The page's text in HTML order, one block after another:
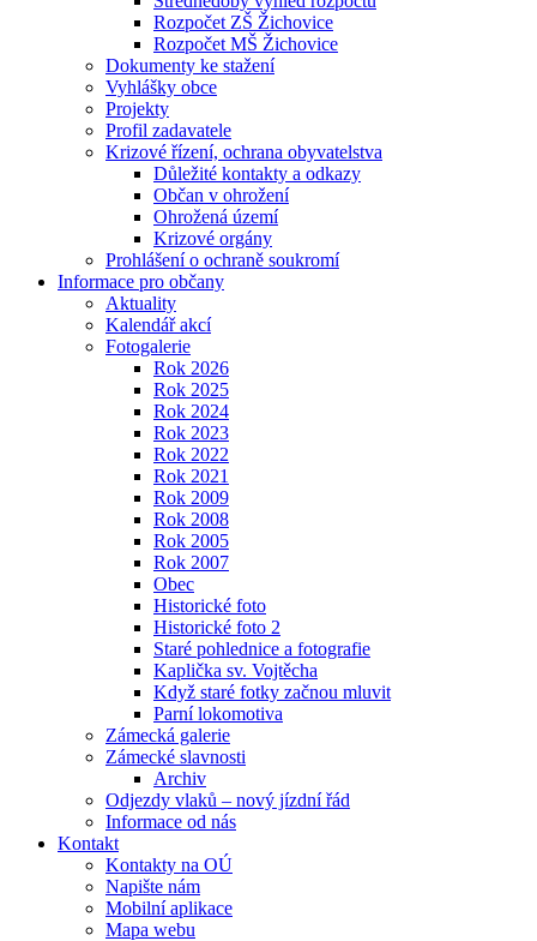
Rozpočet ZŠ Žichovice
Rozpočet MŠ Žichovice
Dokumenty ke stažení
Vyhlášky obce
Projekty
Profil zadavatele
Krizové řízení, ochrana obyvatelstva
Důležité kontakty a odkazy
Občan v ohrožení
Ohrožená území
Krizové orgány
Prohlášení o ochraně soukromí
Informace pro občany
Aktuality
Kalendář akcí
Fotogalerie
Rok 2026
Rok 2025
Rok 2024
Rok 2023
Rok 2022
Rok 2021
Rok 2009
Rok 2008
Rok 2005
Rok 2007
Obec
Historické foto
Historické foto 2
Staré pohlednice a fotografie
Kaplička sv. Vojtěcha
Když staré fotky začnou mluvit
Parní lokomotiva
Zámecká galerie
Zámecké slavnosti
Archiv
Odjezdy vlaků – nový jízdní řád
Informace od nás
Kontakt
Kontakty na OÚ
Napište nám
Mobilní aplikace
Mapa webu